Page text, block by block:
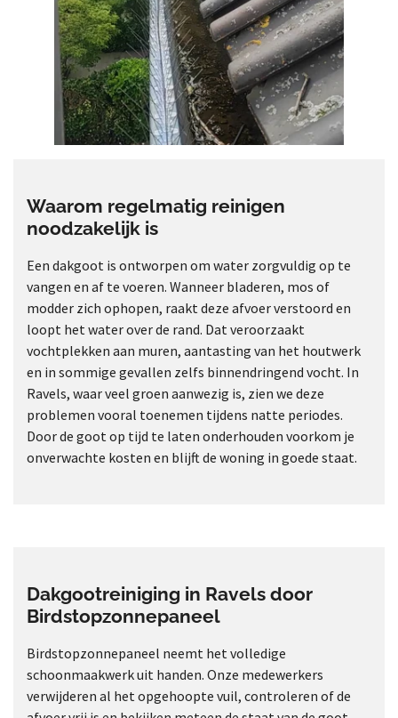
Waarom regelmatig reinigen
noodzakelijk is
Een dakgoot is ontworpen om water zorgvuldig op te
vangen en af te voeren. Wanneer bladeren, mos of
modder zich ophopen, raakt deze afvoer verstoord en
loopt het water over de rand. Dat veroorzaakt
vochtplekken aan muren, aantasting van het houtwerk
en in sommige gevallen zelfs binnendringend vocht. In
Ravels, waar veel groen aanwezig is, zien we deze
problemen vooral toenemen tijdens natte periodes.
Door de goot op tijd te laten onderhouden voorkom je
onverwachte kosten en blijft de woning in goede staat.
Dakgootreiniging in Ravels door
Birdstopzonnepaneel
Birdstopzonnepaneel neemt het volledige
schoonmaakwerk uit handen. Onze medewerkers
verwijderen al het opgehoopte vuil, controleren of de